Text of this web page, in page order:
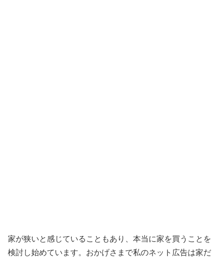
家が狭いと感じていることもあり、本当に家を買うことを
検討し始めています。おかげさまで私のネット広告は家だ